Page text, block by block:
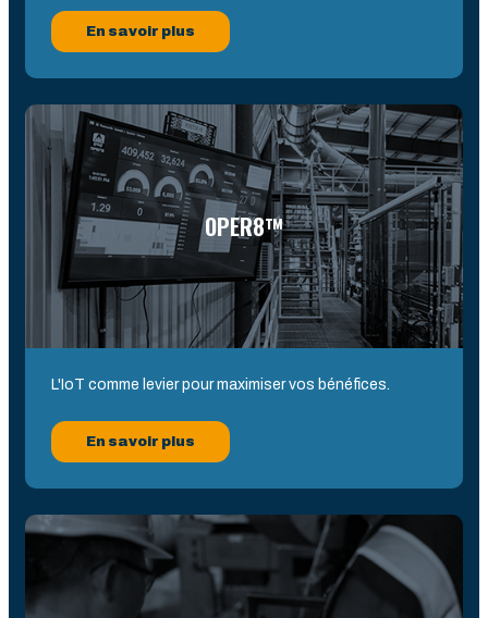
En savoir plus
OPER8™
L'IoT comme levier pour maximiser vos bénéfices.
En savoir plus